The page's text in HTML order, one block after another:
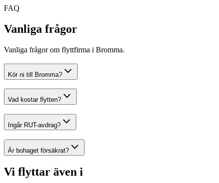
FAQ
Vanliga frågor
Vanliga frågor om flyttfirma i Bromma.
Kör ni till Bromma?
Vad kostar flytten?
Ingår RUT-avdrag?
Är bohaget försäkrat?
Vi flyttar även i